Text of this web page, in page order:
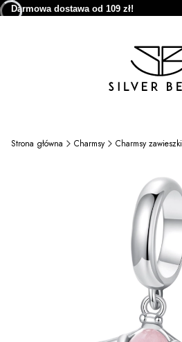
Darmowa dostawa od 109 zł!
Strona główna Charmsy Charmsy zawieszki